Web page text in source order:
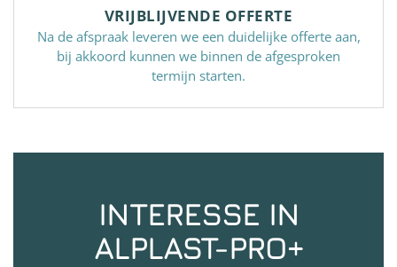
VRIJBLIJVENDE OFFERTE
Na de afspraak leveren we een duidelijke offerte aan,
bij akkoord kunnen we binnen de afgesproken
termijn starten.
INTERESSE IN
ALPLAST-PRO+